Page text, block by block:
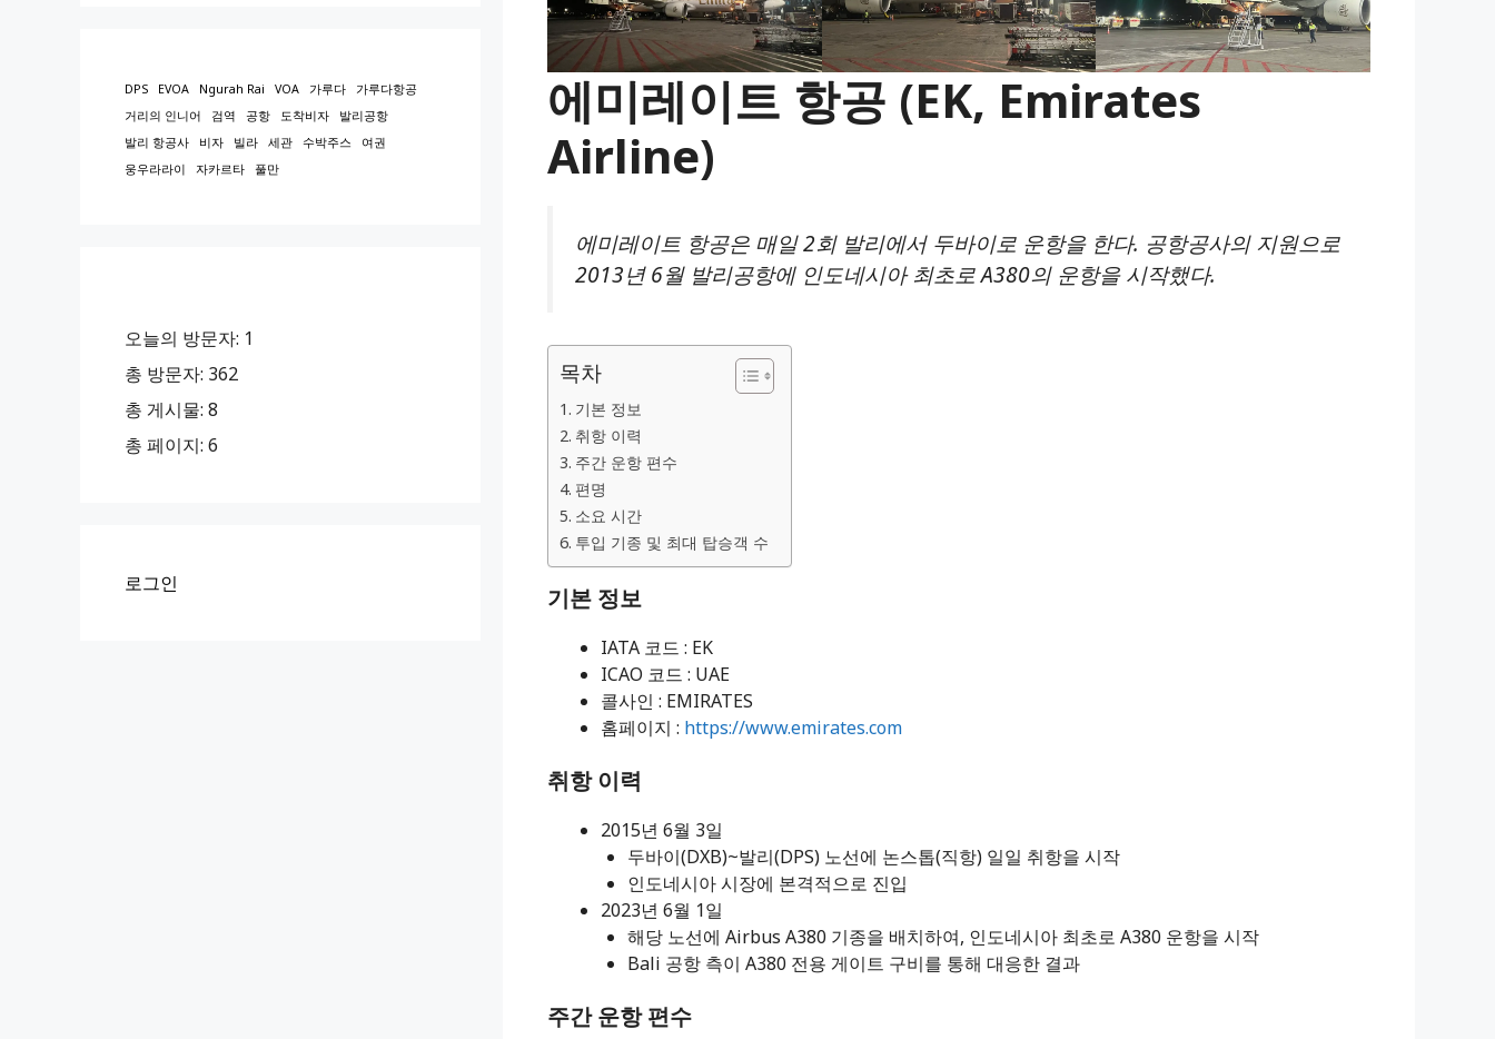
에미레이트 항공 (EK, Emirates
Airline)
에미레이트 항공은 매일 2회 발리에서 두바이로 운항을 한다. 공항공사의 지원으로
2013년 6월 발리공항에 인도네시아 최초로 A380의 운항을 시작했다.
목차
기본 정보
취항 이력
주간 운항 편수
편명
소요 시간
투입 기종 및 최대 탑승객 수
기본 정보
IATA 코드 : EK
ICAO 코드 : UAE
콜사인 : EMIRATES
홈페이지 : https://www.emirates.com
취항 이력
2015년 6월 3일
두바이(DXB)~발리(DPS) 노선에 논스톱(직항) 일일 취항을 시작
인도네시아 시장에 본격적으로 진입
2023년 6월 1일
해당 노선에 Airbus A380 기종을 배치하여, 인도네시아 최초로 A380 운항을 시작
Bali 공항 측이 A380 전용 게이트 구비를 통해 대응한 결과
주간 운항 편수
DPS EVOA Ngurah Rai VOA 가루다
가루다항공
거리의 인니어
검역 공항 도착비자
발리공항
발리 항공사
비자 빌라 세관 수박주스
여권
웅우라라이
자카르타 풀만
오늘의 방문자: 1
총 방문자: 362
총 게시물: 8
총 페이지: 6
로그인